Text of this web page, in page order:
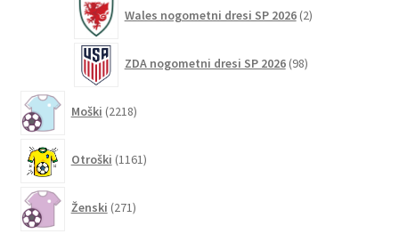
Wales nogometni dresi SP 2026 2izdelka
ZDA nogometni dresi SP 2026 98izdelkov
Moški 2218izdelkov
Otroški 1161izdelkov
Ženski 271izdelkov